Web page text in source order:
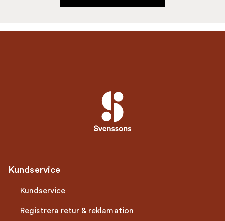
Kundservice
Kundservice
Registrera retur & reklamation